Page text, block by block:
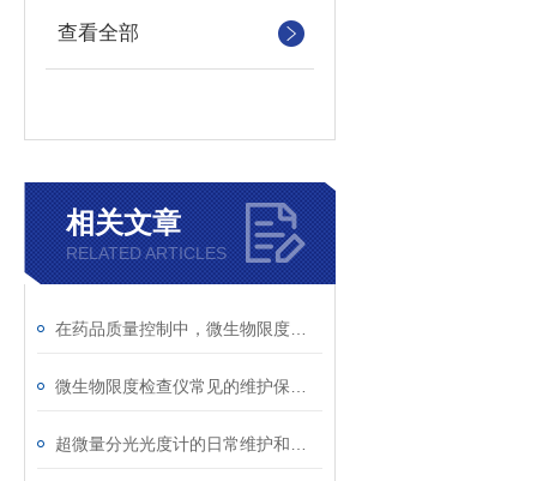
查看全部
相关文章
RELATED ARTICLES